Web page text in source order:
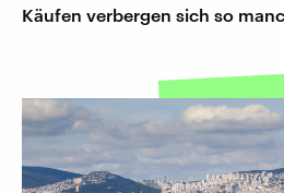
Käufen verbergen sich so